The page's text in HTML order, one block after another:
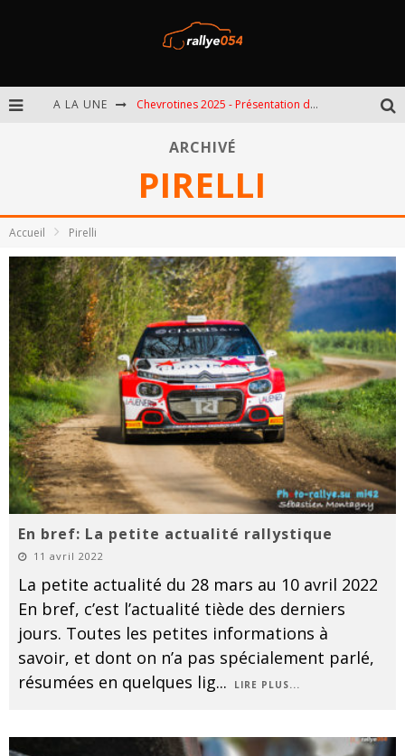
A LA UNE Chevrotines 2025 - Présentation de l'épreuve
Spa 2025 - Présentation de l'épreuve
ARCHIVÉ
PIRELLI
Accueil Pirelli
En bref: La petite actualité rallystique
11 avril 2022
La petite actualité du 28 mars au 10 avril 2022
En bref, c’est l’actualité tiède des derniers
jours. Toutes les petites informations à
savoir, et dont on n’a pas spécialement parlé,
résumées en quelques lig... LIRE PLUS...